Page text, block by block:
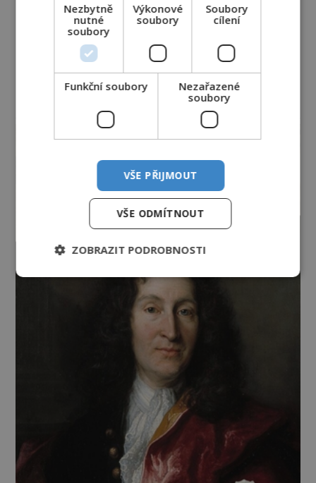
Nezbytně
nutné
soubory
Výkonové
soubory
Soubory
cílení
Funkční soubory
Nezařazené
soubory
VŠE PŘIJMOUT
VŠE ODMÍTNOUT
ZOBRAZIT PODROBNOSTI